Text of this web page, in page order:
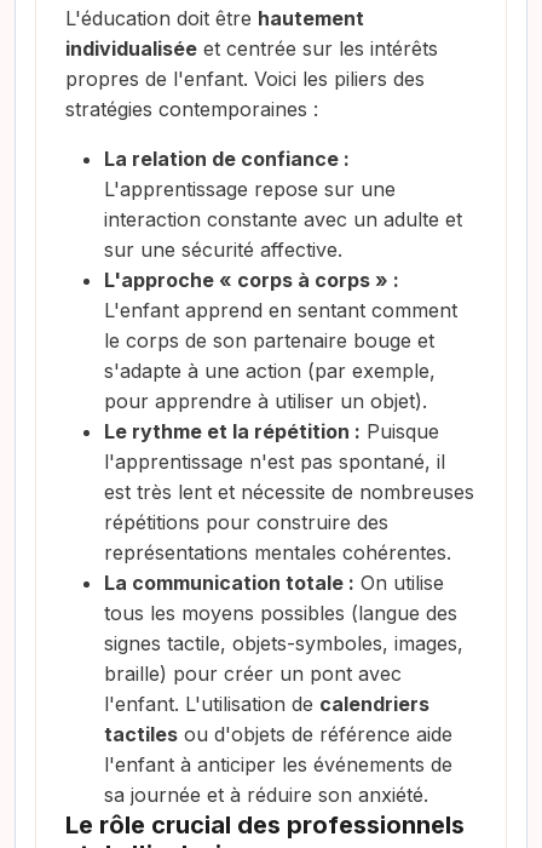
L'éducation doit être hautement
individualisée et centrée sur les intérêts
propres de l'enfant. Voici les piliers des
stratégies contemporaines :
La relation de confiance :
L'apprentissage repose sur une
interaction constante avec un adulte et
sur une sécurité affective.
L'approche « corps à corps » :
L'enfant apprend en sentant comment
le corps de son partenaire bouge et
s'adapte à une action (par exemple,
pour apprendre à utiliser un objet).
Le rythme et la répétition : Puisque
l'apprentissage n'est pas spontané, il
est très lent et nécessite de nombreuses
répétitions pour construire des
représentations mentales cohérentes.
La communication totale : On utilise
tous les moyens possibles (langue des
signes tactile, objets-symboles, images,
braille) pour créer un pont avec
l'enfant. L'utilisation de calendriers
tactiles ou d'objets de référence aide
l'enfant à anticiper les événements de
sa journée et à réduire son anxiété.
Le rôle crucial des professionnels